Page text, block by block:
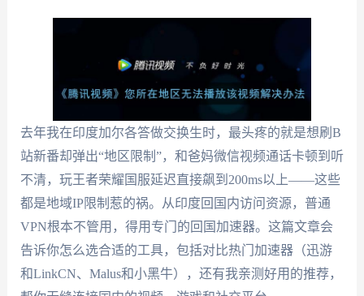
去年我在印度加尔各答做交换生时，最头疼的就是想刷B
站新番却弹出“地区限制”，和爸妈微信视频通话卡顿到听
不清，玩王者荣耀国服延迟直接飙到200ms以上——这些
都是地域IP限制惹的祸。从印度回国内访问资源，普通
VPN根本不管用，得用专门的回国加速器。这篇文章会
告诉你怎么选合适的工具，包括对比热门加速器（迅游
和LinkCN、Malus和小黑牛），还有我亲测好用的推荐，